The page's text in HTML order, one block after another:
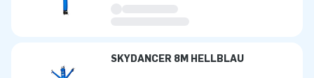
SKYDANCER 8M HELLBLAU